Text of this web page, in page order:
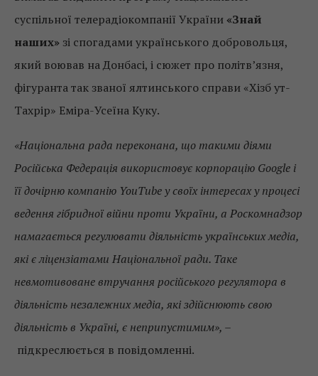
суспільної телерадіокомпанії України «Знай
наших» зі спогадами українського добровольця,
який воював на Донбасі, і сюжет про політв’язня,
фігуранта так званої ялтинського справи «Хізб ут-
Тахрір» Еміра-Усеїна Куку.
«Національна рада переконана, що такими діями
Російська Федерація використовує корпорацію Google і
її дочірню компанію YouTube у своїх інтересах у процесі
ведення гібридної війни проти України, а Роскомнадзор
намагається регулювати діяльність українських медіа,
які є ліцензіатами Національної ради. Таке
невмотивоване втручання російського регулятора в
діяльність незалежних медіа, які здійснюють свою
діяльність в Україні, є неприпустимим», –
підкреслюється в повідомленні.